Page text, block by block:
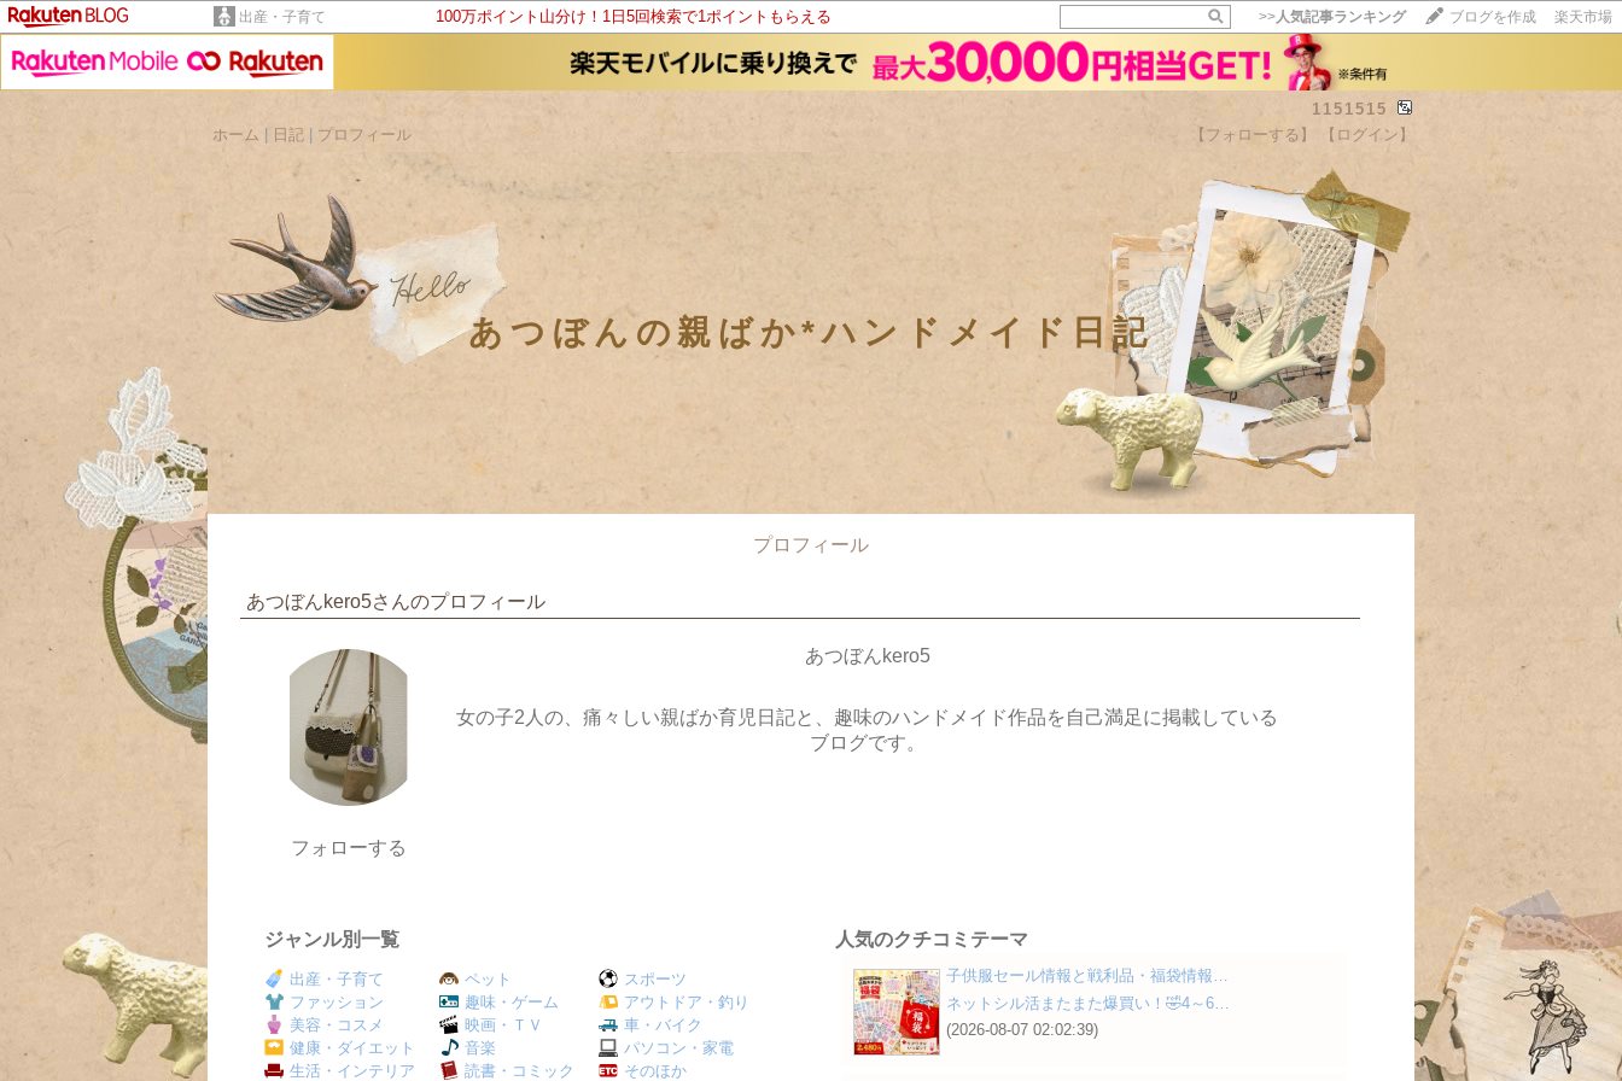
出産・子育て 100万ポイント山分け！1日5回検索で1ポイントもらえる >>人気記事ランキング ブログを作成 楽天市場
1151515
ホーム
日記 プロフィール 【フォローする】 【ログイン】
あつぼんの親ばか*ハンドメイド日記
プロフィール
あつぼんkero5さんのプロフィール
フォローする
あつぼんkero5
女の子2人の、痛々しい親ばか育児日記と、趣味のハンドメイド作品を自己満足に掲載している
ブログです。
ジャンル別一覧
出産・子育て
ファッション
美容・コスメ
健康・ダイエット
生活・インテリア
ペット
趣味・ゲーム
映画・ＴＶ
音楽
読書・コミック
スポーツ
アウトドア・釣り
車・バイク
パソコン・家電
そのほか
人気のクチコミテーマ
子供服セール情報と戦利品・福袋情報…
ネットシル活またまた爆買い！🤣4～6…
(2026-08-07 02:02:39)